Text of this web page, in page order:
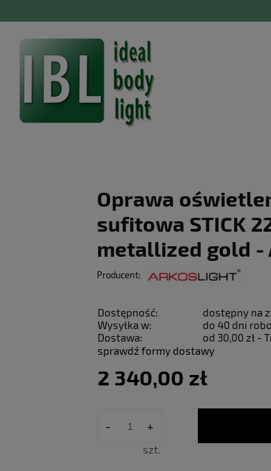
Oprawa
sufitowa STICK
metallized gold -
Producent:
Dostępność:
dostępny na
Wysyłka w:
do 40 dni
Dostawa:
od 30,00 zł -
sprawdź formy dostawy
2 340,00 zł
- +
szt.